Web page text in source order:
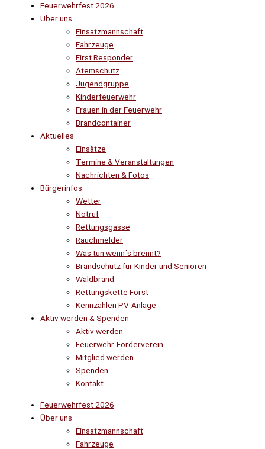
Feuerwehrfest 2026
Über uns
Einsatzmannschaft
Fahrzeuge
First Responder
Atemschutz
Jugendgruppe
Kinderfeuerwehr
Frauen in der Feuerwehr
Brandcontainer
Aktuelles
Einsätze
Termine & Veranstaltungen
Nachrichten & Fotos
Bürgerinfos
Wetter
Notruf
Rettungsgasse
Rauchmelder
Was tun wenn´s brennt?
Brandschutz für Kinder und Senioren
Waldbrand
Rettungskette Forst
Kennzahlen PV-Anlage
Aktiv werden & Spenden
Aktiv werden
Feuerwehr-Förderverein
Mitglied werden
Spenden
Kontakt
Feuerwehrfest 2026
Über uns
Einsatzmannschaft
Fahrzeuge